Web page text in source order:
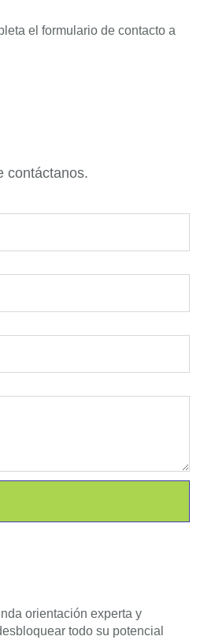
el formulario de contacto a
contáctanos.
orientación experta y
todo su potencial